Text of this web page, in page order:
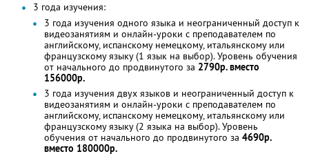
3 года изучения:
3 года изучения одного языка и неограниченный доступ к
видеозанятиям и онлайн-уроки с преподавателем по
английскому, испанскому немецкому, итальянскому или
французскому языку (1 язык на выбор). Уровень обучения
от начального до продвинутого за 2790р. вместо
156000р.
3 года изучения двух языков и неограниченный доступ к
видеозанятиям и онлайн-уроки с преподавателем по
английскому, испанскому немецкому, итальянскому или
французскому языку (2 языка на выбор). Уровень
обучения от начального до продвинутого за 4690р.
вместо 180000р.